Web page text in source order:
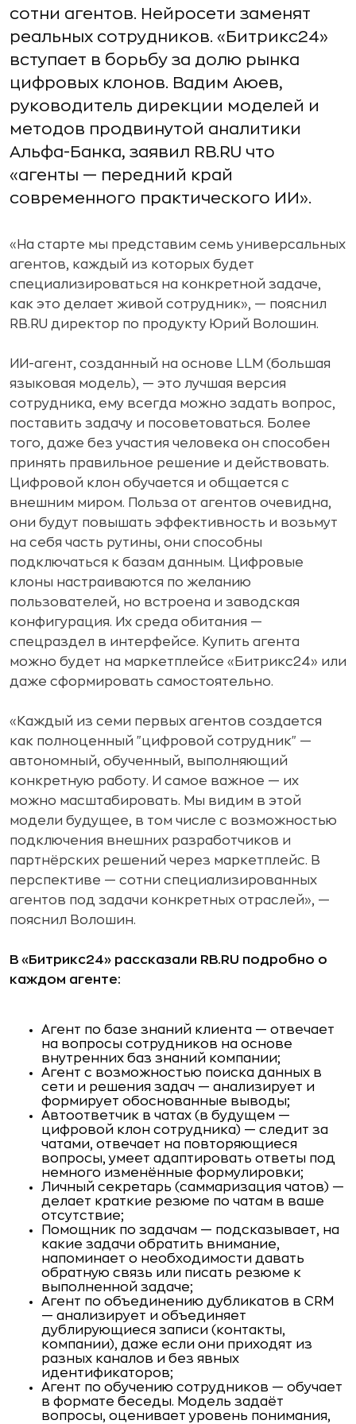
сотни агентов. Нейросети заменят
реальных сотрудников. «Битрикс24»
вступает в борьбу за долю рынка
цифровых клонов. Вадим Аюев,
руководитель дирекции моделей и
методов продвинутой аналитики
Альфа-Банка, заявил RB.RU что
«агенты — передний край
современного практического ИИ».
«На старте мы представим семь универсальных
агентов, каждый из которых будет
специализироваться на конкретной задаче,
как это делает живой сотрудник», — пояснил
RB.RU директор по продукту Юрий Волошин.
ИИ-агент, созданный на основе LLM (большая
языковая модель), — это лучшая версия
сотрудника, ему всегда можно задать вопрос,
поставить задачу и посоветоваться. Более
того, даже без участия человека он способен
принять правильное решение и действовать.
Цифровой клон обучается и общается с
внешним миром. Польза от агентов очевидна,
они будут повышать эффективность и возьмут
на себя часть рутины, они способны
подключаться к базам данным. Цифровые
клоны настраиваются по желанию
пользователей, но встроена и заводская
конфигурация. Их среда обитания —
спецраздел в интерфейсе. Купить агента
можно будет на маркетплейсе «Битрикс24» или
даже сформировать самостоятельно.
«Каждый из семи первых агентов создается
как полноценный "цифровой сотрудник" —
автономный, обученный, выполняющий
конкретную работу. И самое важное — их
можно масштабировать. Мы видим в этой
модели будущее, в том числе с возможностью
подключения внешних разработчиков и
партнёрских решений через маркетплейс. В
перспективе — сотни специализированных
агентов под задачи конкретных отраслей», —
пояснил Волошин.
В «Битрикс24» рассказали RB.RU подробно о
каждом агенте:
Агент по базе знаний клиента — отвечает
на вопросы сотрудников на основе
внутренних баз знаний компании;
Агент с возможностью поиска данных в
сети и решения задач — анализирует и
формирует обоснованные выводы;
Автоответчик в чатах (в будущем —
цифровой клон сотрудника) — следит за
чатами, отвечает на повторяющиеся
вопросы, умеет адаптировать ответы под
немного изменённые формулировки;
Личный секретарь (саммаризация чатов) —
делает краткие резюме по чатам в ваше
отсутствие;
Помощник по задачам — подсказывает, на
какие задачи обратить внимание,
напоминает о необходимости давать
обратную связь или писать резюме к
выполненной задаче;
Агент по объединению дубликатов в CRM
— анализирует и объединяет
дублирующиеся записи (контакты,
компании), даже если они приходят из
разных каналов и без явных
идентификаторов;
Агент по обучению сотрудников — обучает
в формате беседы. Модель задаёт
вопросы, оценивает уровень понимания,